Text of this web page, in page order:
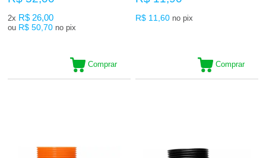
2x R$ 26,00
ou R$ 50,70 no pix
Comprar
R$ 11,60 no pix
Comprar